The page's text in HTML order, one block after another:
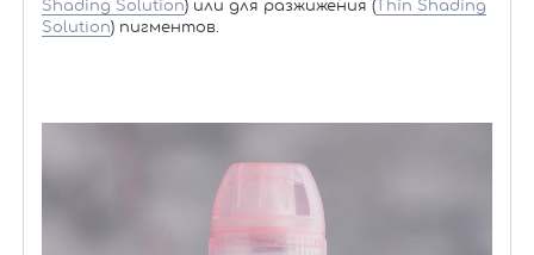
Shading Solution) или для разжижения (Thin Shading
Solution) пигментов.